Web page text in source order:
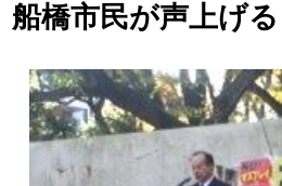
船橋市民が声上げる